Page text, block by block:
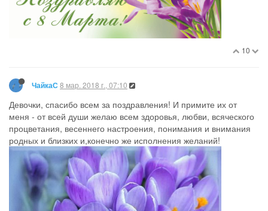
10
ЧайкаС8 мар. 2018 г., 07:10
Девочки, спасибо всем за поздравления! И примите их от
меня - от всей души желаю всем здоровья, любви, всяческого
процветания, весеннего настроения, понимания и внимания
родных и близких и,конечно же исполнения желаний!